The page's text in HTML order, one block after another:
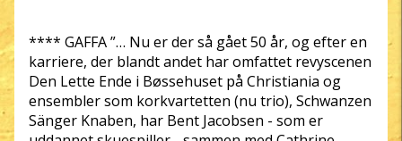
**** GAFFA ”… Nu er der så gået 50 år, og efter en
karriere, der blandt andet har omfattet revyscenen
Den Lette Ende i Bøssehuset på Christiania og
ensembler som korkvartetten (nu trio), Schwanzen
Sänger Knaben, har Bent Jacobsen - som er